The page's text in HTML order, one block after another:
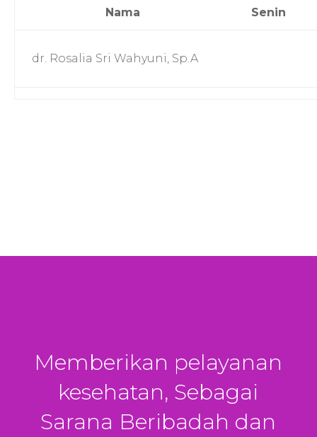
Nama Senin
dr. Rosalia Sri Wahyuni, Sp.A
Memberikan pelayanan
kesehatan, Sebagai
Sarana Beribadah dan